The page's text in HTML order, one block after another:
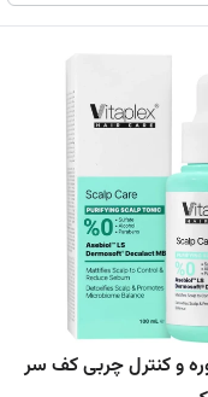
و کنترل چربی کف سر